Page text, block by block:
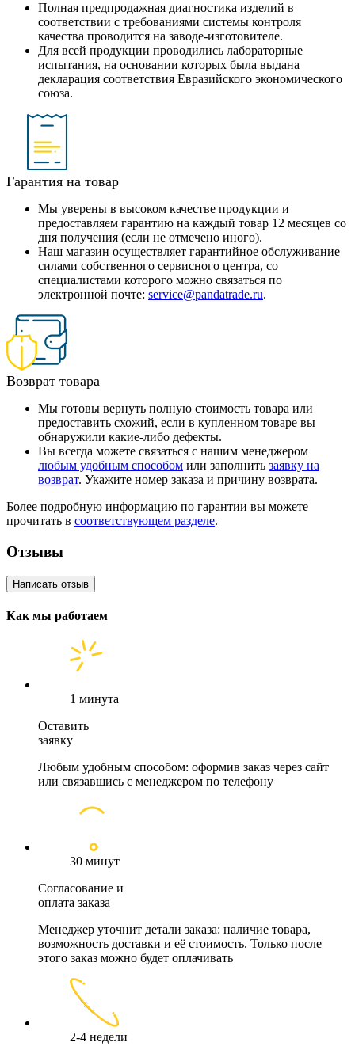
Полная предпродажная диагностика изделий в
соответствии с требованиями системы контроля
качества проводится на заводе-изготовителе.
Для всей продукции проводились лабораторные
испытания, на основании которых была выдана
декларация соответствия Евразийского экономического
союза.
Гарантия на товар
Мы уверены в высоком качестве продукции и
предоставляем гарантию на каждый товар 12 месяцев со
дня получения (если не отмечено иного).
Наш магазин осуществляет гарантийное обслуживание
силами собственного сервисного центра, со
специалистами которого можно связаться по
электронной почте: service@pandatrade.ru.
Возврат товара
Мы готовы вернуть полную стоимость товара или
предоставить схожий, если в купленном товаре вы
обнаружили какие-либо дефекты.
Вы всегда можете связаться с нашим менеджером
любым удобным способом или заполнить заявку на
возврат. Укажите номер заказа и причину возврата.
Более подробную информацию по гарантии вы можете
прочитать в соответствующем разделе.
Отзывы
Написать отзыв
Как мы работаем
1 минута
Оставить
заявку
Любым удобным способом: оформив заказ через сайт
или связавшись с менеджером по телефону
30 минут
Согласование и
оплата заказа
Менеджер уточнит детали заказа: наличие товара,
возможность доставки и её стоимость. Только после
этого заказ можно будет оплачивать
2-4 недели